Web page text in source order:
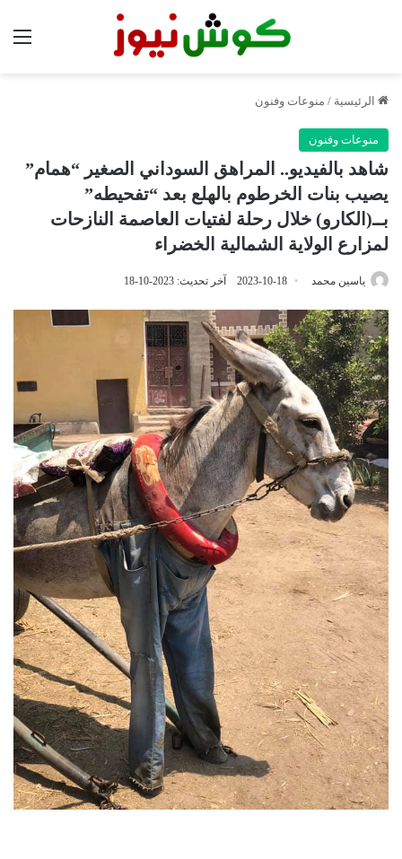
الرئيسية / منوعات وفنون
منوعات وفنون
شاهد بالفيديو.. المراهق السوداني الصغير “همام”
يصيب بنات الخرطوم بالهلع بعد “تفحيطه”
بــ(الكارو) خلال رحلة لفتيات العاصمة النازحات
لمزارع الولاية الشمالية الخضراء
ياسين محمد 2023-10-18 آخر تحديث: 2023-10-18